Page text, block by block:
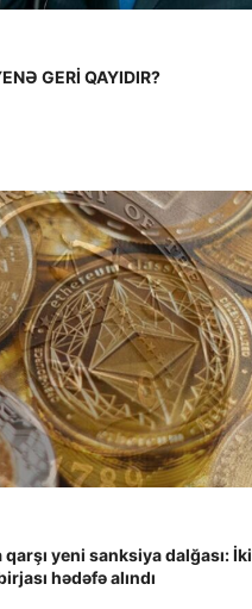
GERİ QAYIDIR?
yeni sanksiya dalğası: İki
hədəfə alındı